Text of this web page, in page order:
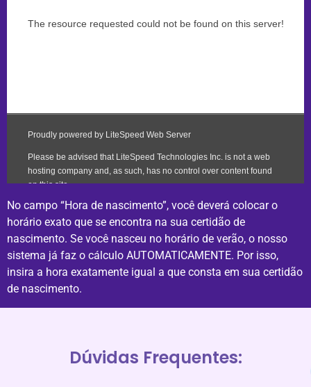
No campo “Hora de nascimento”, você deverá colocar o
horário exato que se encontra na sua certidão de
nascimento. Se você nasceu no horário de verão, o nosso
sistema já faz o cálculo AUTOMATICAMENTE. Por isso,
insira a hora exatamente igual a que consta em sua certidão
de nascimento.
Dúvidas Frequentes: